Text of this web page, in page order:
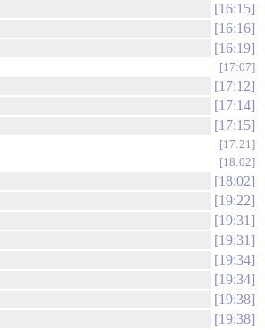
16:15
16:16
16:19
17:07
17:12
17:14
17:15
17:21
18:02
18:02
19:22
19:31
19:31
19:34
19:34
19:38
19:38